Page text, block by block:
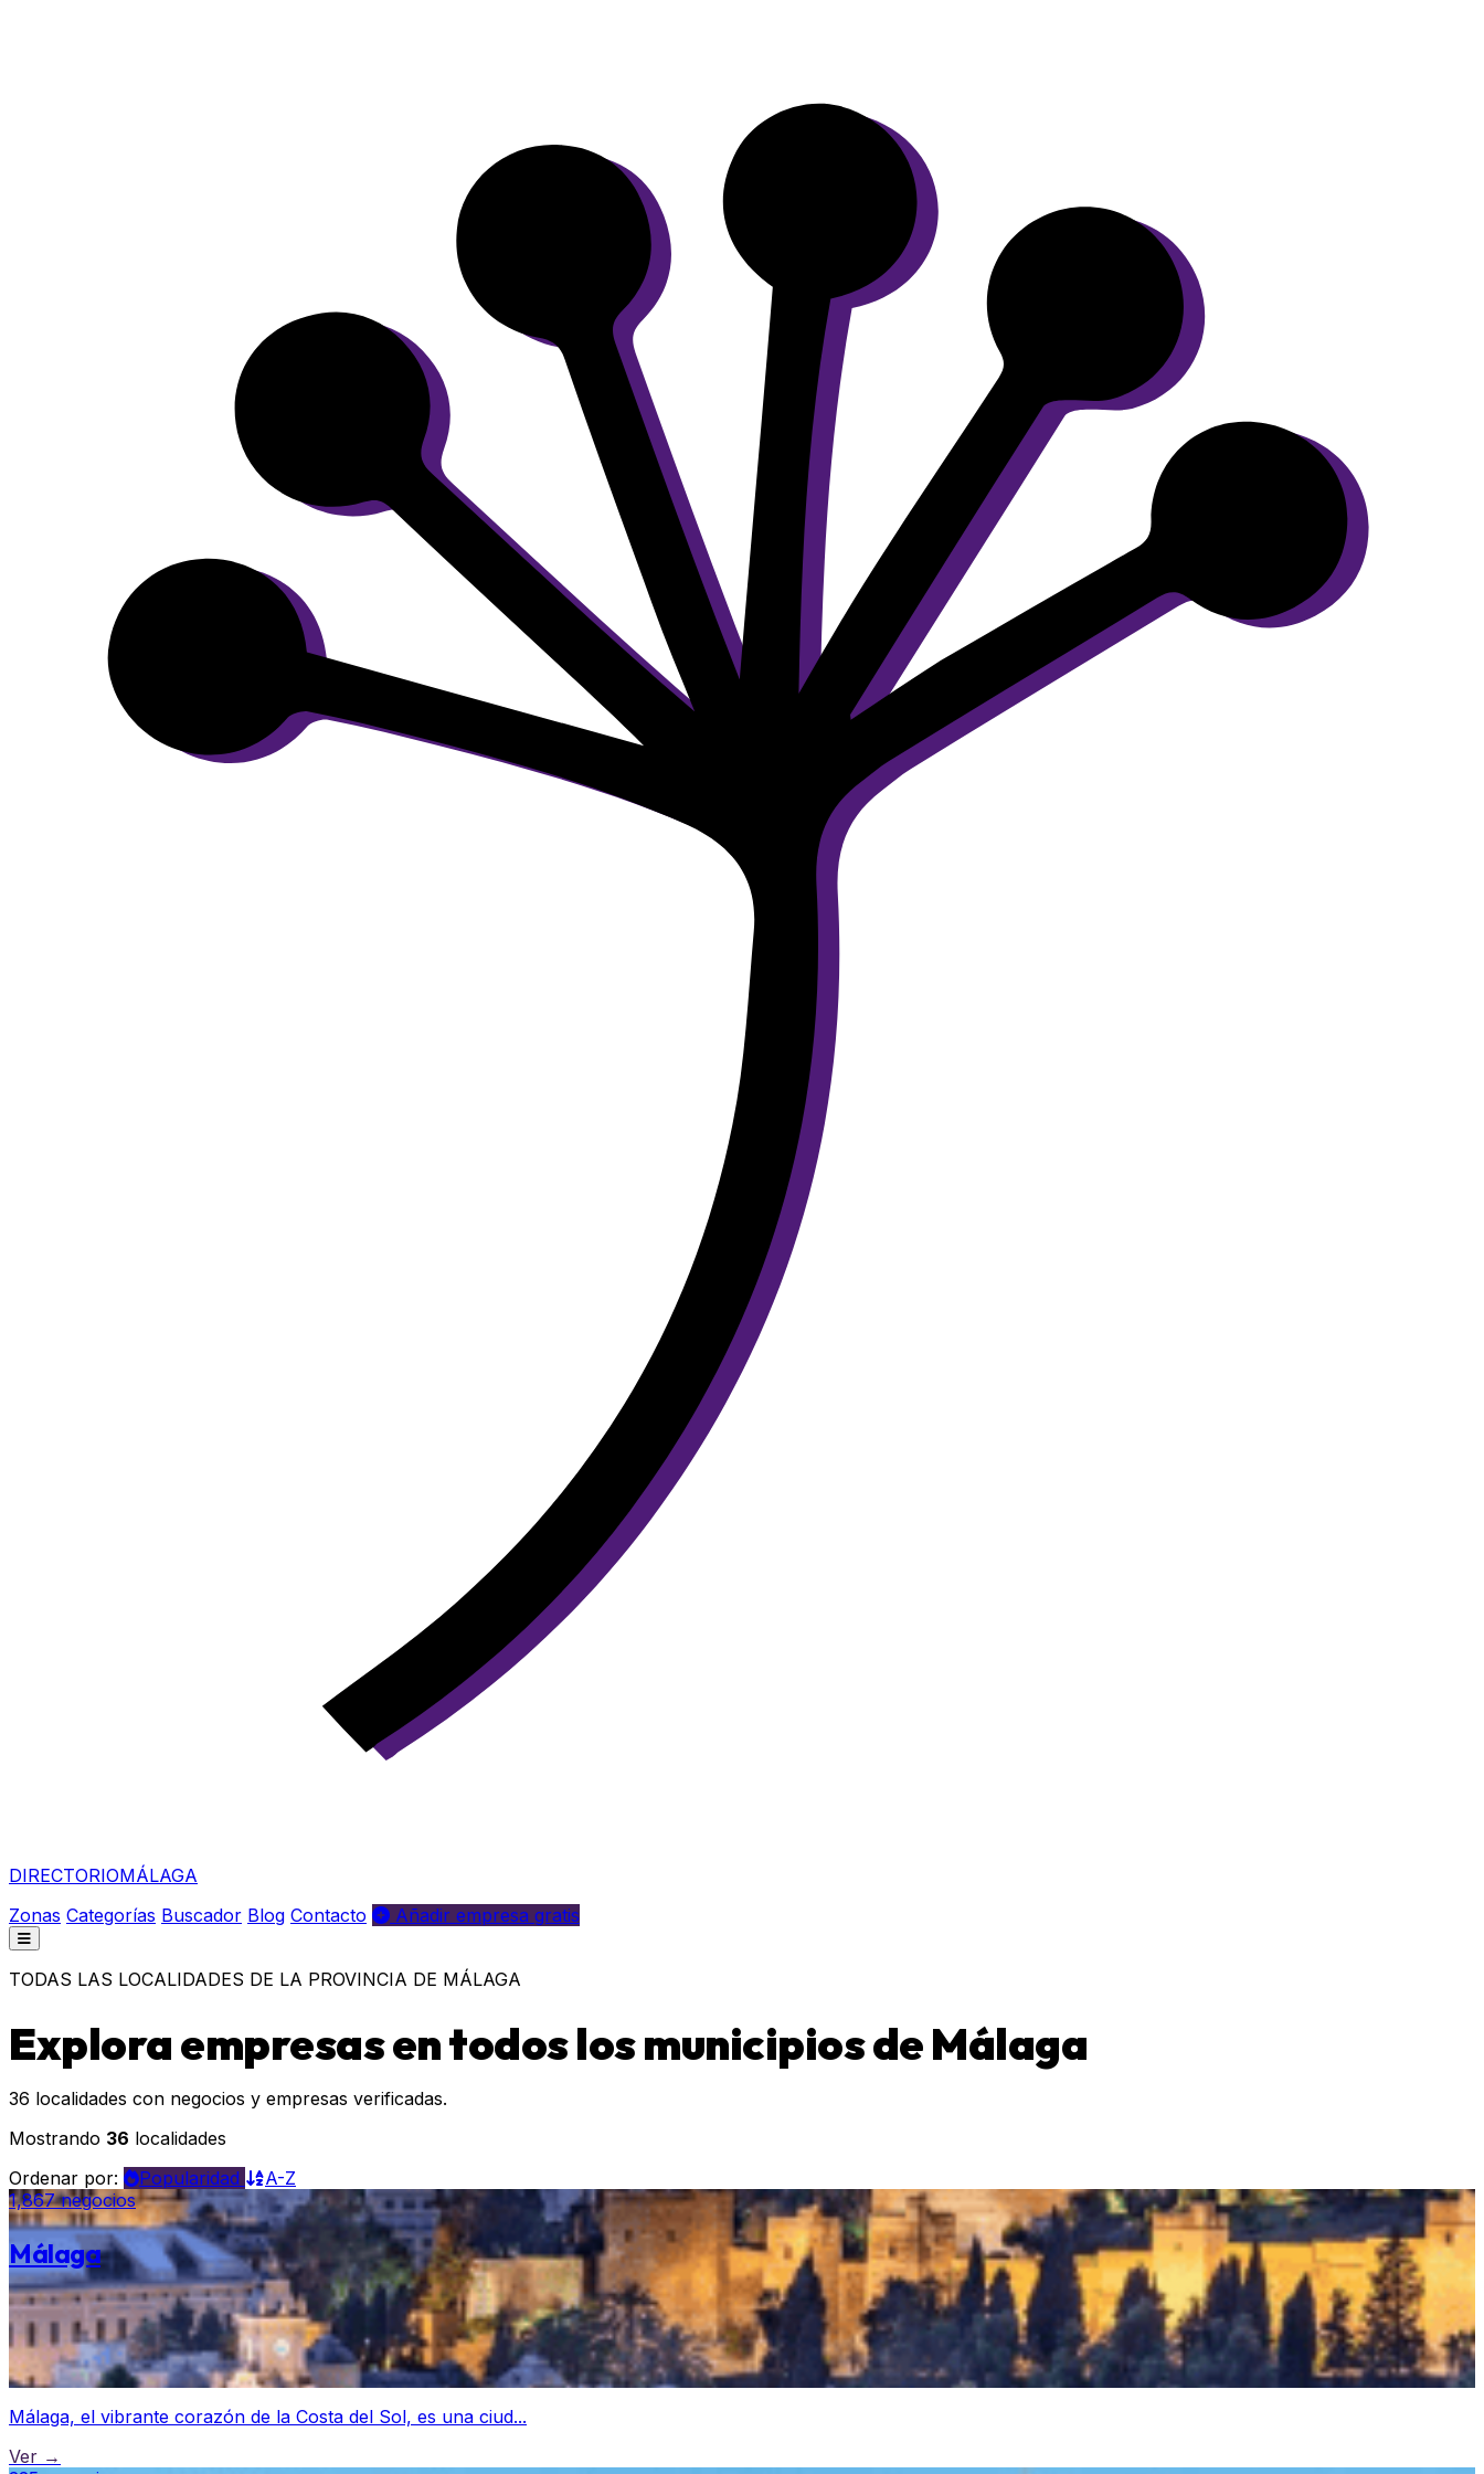
DIRECTORIOMÁLAGA
Zonas Categorías Buscador Blog Contacto Añadir empresa gratis
TODAS LAS LOCALIDADES DE LA PROVINCIA DE MÁLAGA
Explora empresas en todos los municipios de Málaga
36 localidades con negocios y empresas verificadas.
Mostrando 36 localidades
Ordenar por:
Popularidad
A-Z
1,867 negocios
Málaga
Málaga, el vibrante corazón de la Costa del Sol, es una ciud...
Ver →